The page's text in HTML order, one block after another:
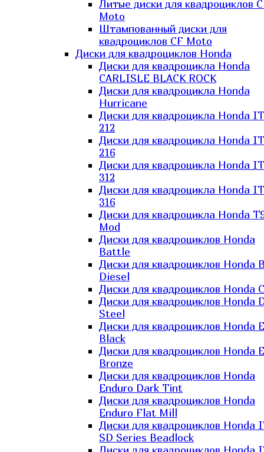
Литые диски для квадроциклов
Moto
Штампованный диски для
квадроциклов CF Moto
Диски для квадроциклов Honda
Диски для квадроцикла Honda
CARLISLE BLACK ROCK
Диски для квадроцикла Honda
Hurricane
Диски для квадроцикла Honda
212
Диски для квадроцикла Honda
216
Диски для квадроцикла Honda
312
Диски для квадроцикла Honda
316
Диски для квадроцикла Honda
Mod
Диски для квадроциклов Honda
Battle
Диски для квадроциклов Honda
Diesel
Диски для квадроциклов Honda
Диски для квадроциклов Honda
Steel
Диски для квадроциклов Honda
Black
Диски для квадроциклов Honda
Bronze
Диски для квадроциклов Honda
Enduro Dark Tint
Диски для квадроциклов Honda
Enduro Flat Mill
Диски для квадроциклов Honda
SD Series Beadlock